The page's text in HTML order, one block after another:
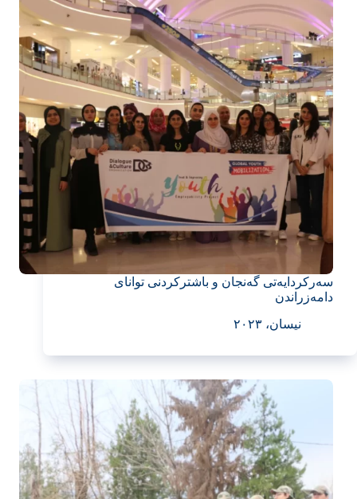
سەرکردایەتی گەنجان و باشترکردنی توانای
دامەزراندن
نیسان، ٢٠٢٣